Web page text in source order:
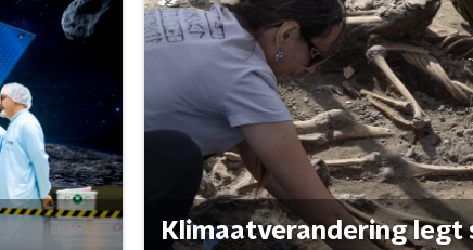
Klimaatverandering legt